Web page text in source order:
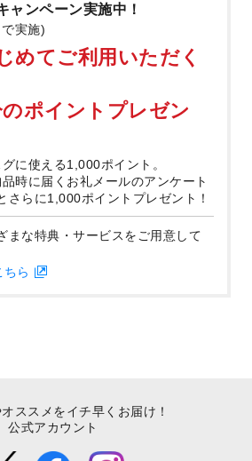
ャンペーン実施中！
実施)
めてご利用いただく
ポイントプレゼン
に使える1,000ポイント。
時に届くお礼メールのアンケート
さらに1,000ポイントプレゼント！
まな特典・サービスをご用意して
ちら
ススメをイチ早くお届け！
公式アカウント